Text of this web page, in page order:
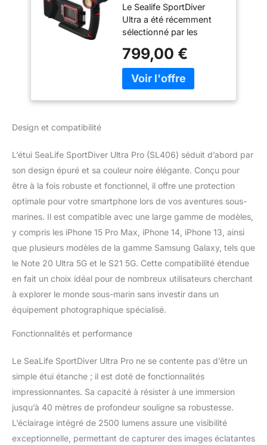
Smart
Le Sealife SportDiver
Ultra a été récemment
sélectionné par les
PADI Scuba Diving
Magazine comme «
Choix du testeur » 24
SportDiver Ultra a reçu le
premier choix. La plus
grande coque SportDiver
plupart des modèles
Android et iPhone 10 et
plus est étanche pour les
plongées jusqu'à 40 m
mécanisme d'étanchéité
à came. Le ressort de
tension intérieur et les
languettes en
maintiennent votre
en ajoutant une
chocs. Si vous ne scellez
pas correctement la
coque, les nouveaux
capteurs d'humidité et
799,00 €
Design et compatibilité
L’étui SeaLife SportDiver Ultra Pro (SL406) séduit d’abord par
son design épuré et sa couleur noire élégante. Conçu pour
être à la fois robuste et fonctionnel, il offre une protection
optimale pour votre smartphone lors de vos aventures sous-
marines. Il est compatible avec une large gamme de modèles,
y compris les iPhone 15 Pro Max, iPhone 14, iPhone 13, ainsi
que plusieurs modèles de la gamme Samsung Galaxy, tels que
le Note 20 Ultra 5G et le S21 5G. Cette compatibilité étendue
en fait un choix idéal pour de nombreux utilisateurs cherchant
à explorer le monde sous-marin sans investir dans un
équipement photographique spécialisé.
Fonctionnalités et performance
Le SeaLife SportDiver Ultra Pro ne se contente pas d’être un
simple étui étanche ; il est doté de fonctionnalités
impressionnantes. Sa capacité à résister à une immersion
jusqu’à 40 mètres de profondeur souligne sa robustesse.
L’éclairage intégré de 2500 lumens assure une visibilité
exceptionnelle, permettant de capturer des images éclatantes